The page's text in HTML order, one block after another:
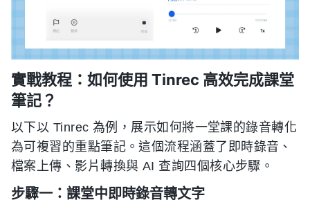
實戰教程：如何使用 Tinrec 高效完成課堂
筆記？
以下以 Tinrec 為例，展示如何將一堂課的錄音轉化
為可複習的重點筆記。這個流程涵蓋了即時錄音、
檔案上傳、影片轉換與 AI 查詢四個核心步驟。
步驟一：課堂中即時錄音轉文字